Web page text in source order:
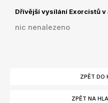
Dřívější vysílání Exorcistů v
nic nenalezeno
ZPĚT DO
ZPĚT NA